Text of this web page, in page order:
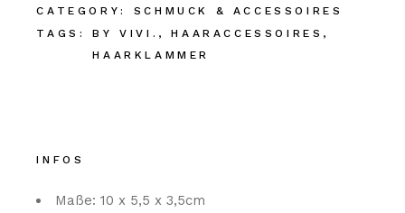
CATEGORY:
SCHMUCK & ACCESSOIRES
TAGS:
BY VIVI. ,HAARACCESSOIRES ,
HAARKLAMMER
INFOS
Maße: 10 x 5,5 x 3,5cm